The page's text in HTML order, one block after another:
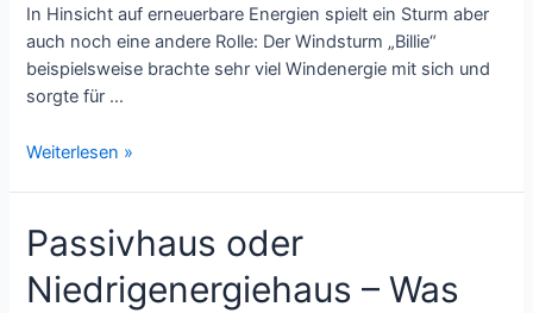
In Hinsicht auf erneuerbare Energien spielt ein Sturm aber
auch noch eine andere Rolle: Der Windsturm „Billie“
beispielsweise brachte sehr viel Windenergie mit sich und
sorgte für …
Die
Sturmes
auf
die
Weiterlesen »
Passivhaus oder
Niedrigenergiehaus – Was